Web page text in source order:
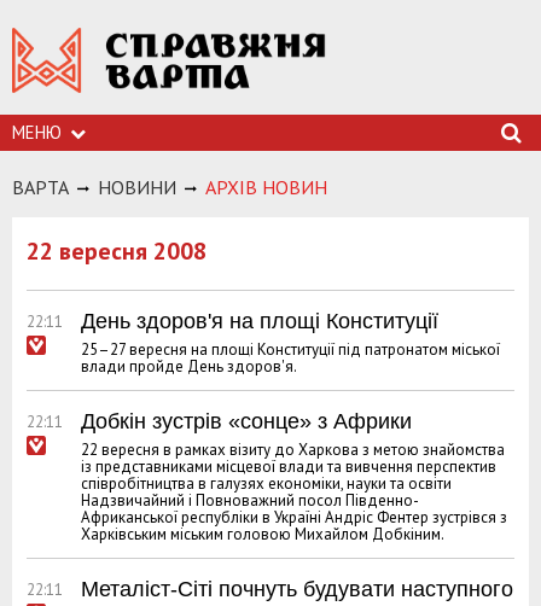
МЕНЮ
ВАРТА НОВИНИ АРХIВ НОВИН
22 вересня 2008
22:11 День здоров'я на площі Конституції
25–27 вересня на площі Конституції під патронатом міської
влади пройде День здоров'я.
22:11 Добкін зустрів «сонце» з Африки
22 вересня в рамках візиту до Харкова з метою знайомства
із представниками місцевої влади та вивчення перспектив
співробітництва в галузях економіки, науки та освіти
Надзвичайний і Повноважний посол Південно-
Африканської республіки в Україні Андріс Фентер зустрівся з
Харківським міським головою Михайлом Добкіним.
22:11
Металіст-Сіті почнуть будувати наступного